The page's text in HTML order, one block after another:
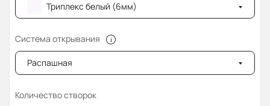
Триплекс белый (6мм)
Система открывания
Распашная
Количество створок